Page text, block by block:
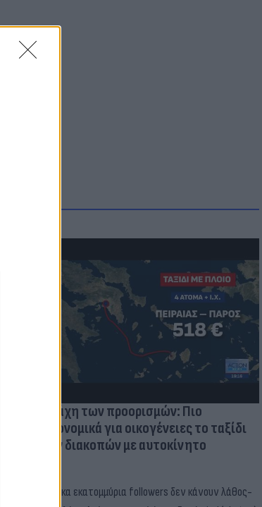
Η μάχη των προορισμών: Πιο
οικονομικά για οικογένειες το ταξίδι
των διακοπών με αυτοκίνητο